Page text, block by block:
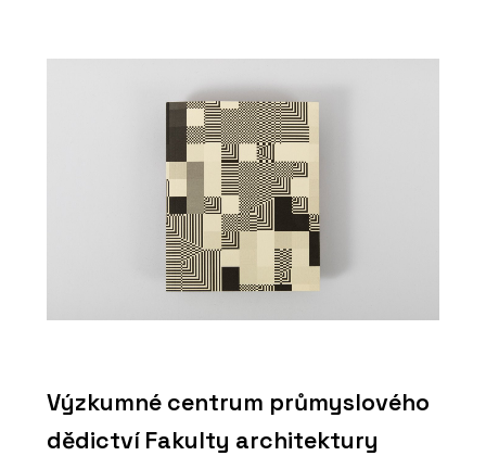
Výzkumné centrum průmyslového
dědictví Fakulty architektury